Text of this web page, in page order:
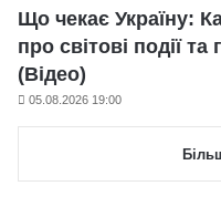
Що чекає Україну:
про світові події та
(Відео)
05.08.2026 19:00